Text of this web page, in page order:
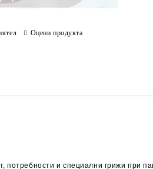
Оцени продукта
потребности и специални грижи при